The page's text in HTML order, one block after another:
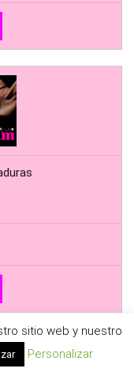
sitio web y nuestro
Personalizar